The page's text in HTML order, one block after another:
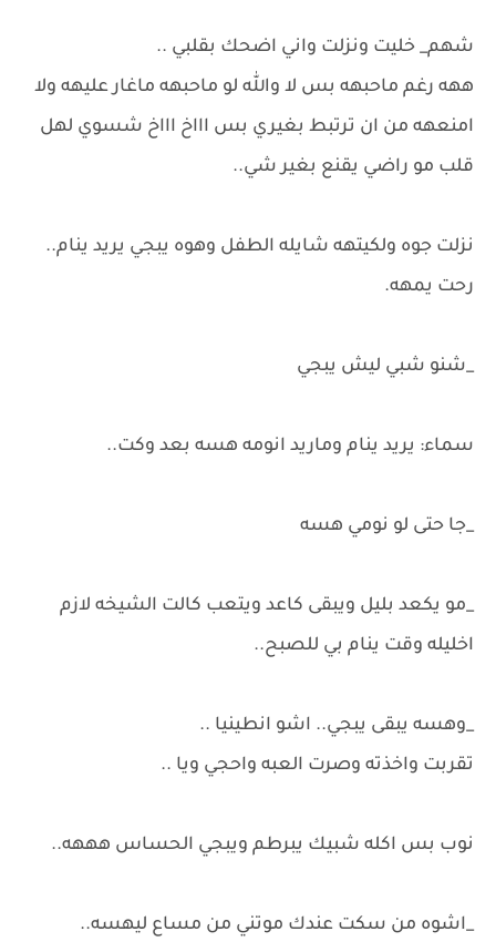
شهم_ خليت ونزلت واني اضحك بقلبي ..
ههه رغم ماحبهه بس لا والله لو ماحبهه ماغار عليهه ولا
امنعهه من ان ترتبط بغيري بس اااخ اااخ شسوي لهل
قلب مو راضي يقنع بغير شي..
نزلت جوه ولكيتهه شايله الطفل وهوه يبجي يريد ينام..
رحت يمهه.
_شنو شبي ليش يبجي
سماء: يريد ينام وماريد انومه هسه بعد وكت..
_جا حتى لو نومي هسه
_مو يكعد بليل ويبقى كاعد ويتعب كالت الشيخه لازم
اخليله وقت ينام بي للصبح..
_وهسه يبقى يبجي.. اشو انطينيا ..
تقربت واخذته وصرت العبه واحجي ويا ..
نوب بس اكله شبيك يبرطم ويبجي الحساس هههه..
_اشوه من سكت عندك موتني من مساع ليهسه..